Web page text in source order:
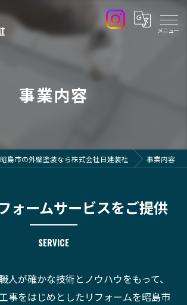
事業内容
昭島市の外壁塗装なら株式会社日建装社 事業内容
ォームサービスをご提供
SERVICE
人が確かな技術とノウハウをもって、
事をはじめとしたリフォームを昭島市